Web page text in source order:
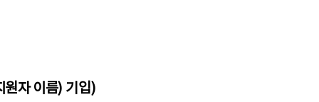
원자 이름) 기입)